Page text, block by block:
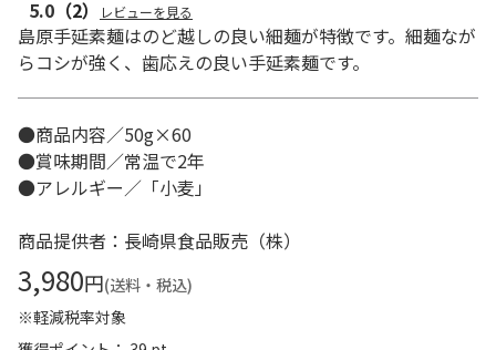
5.0 （2） レビューを見る
島原手延素麺はのど越しの良い細麺が特徴です。細麺なが
らコシが強く、歯応えの良い手延素麺です。
●商品内容／50g×60
●賞味期間／常温で2年
●アレルギー／「小麦」
商品提供者：長崎県食品販売（株）
3,980円(送料・税込)
※軽減税率対象